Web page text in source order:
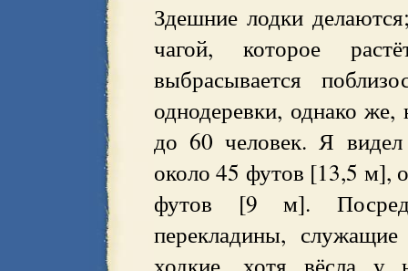
Здешние лодки
чагой, которое
выбрасывается
однодеревки, однако
до 60 человек. Я видел
около 45 футов [13,5 м],
футов [9 м].
перекладины,
ходкие, хотя вёсла у